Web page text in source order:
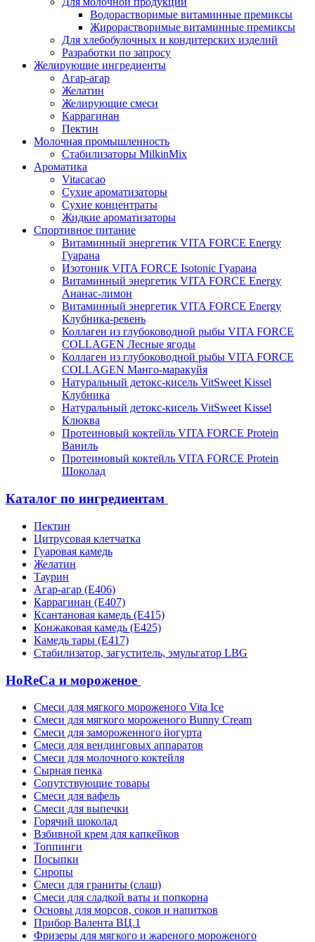
Водорастворимые витаминные премиксы
Жирорастворимые витаминные премиксы
Для хлебобулочных и кондитерских изделий
Разработки по запросу
Желирующие ингредиенты
Агар-агар
Желатин
Желирующие смеси
Каррагинан
Пектин
Молочная промышленность
Стабилизаторы MilkinMix
Ароматика
Vitacacao
Сухие ароматизаторы
Сухие концентраты
Жидкие ароматизаторы
Спортивное питание
Витаминный энергетик VITA FORCE Energy
Гуарана
Изотоник VITA FORCE Isotonic Гуарана
Витаминный энергетик VITA FORCE Energy
Ананас-лимон
Витаминный энергетик VITA FORCE Energy
Клубника-ревень
Коллаген из глубоководной рыбы VITA FORCE
COLLAGEN Лесные ягоды
Коллаген из глубоководной рыбы VITA FORCE
COLLAGEN Манго-маракуйя
Натуральный детокс-кисель VitSweet Kissel
Клубника
Натуральный детокс-кисель VitSweet Kissel
Клюква
Протеиновый коктейль VITA FORCE Protein
Ваниль
Протеиновый коктейль VITA FORCE Protein
Шоколад
Каталог по ингредиентам
Пектин
Цитрусовая клетчатка
Гуаровая камедь
Желатин
Таурин
Агар-агар (Е406)
Каррагинан (Е407)
Ксантановая камедь (Е415)
Конжаковая камедь (Е425)
Камедь тары (Е417)
Стабилизатор, загуститель, эмульгатор LBG
HoReCa и мороженое
Смеси для мягкого мороженого Vita Ice
Смеси для мягкого мороженого Bunny Cream
Смеси для замороженного йогурта
Смеси для вендинговых аппаратов
Смеси для молочного коктейля
Сырная пенка
Сопутствующие товары
Смеси для вафель
Смеси для выпечки
Горячий шоколад
Взбивной крем для капкейков
Топпинги
Посыпки
Сиропы
Смеси для граниты (слаш)
Смеси для сладкой ваты и попкорна
Основы для морсов, соков и напитков
Прибор Валента ВЦ.1
Фризеры для мягкого и жареного мороженого